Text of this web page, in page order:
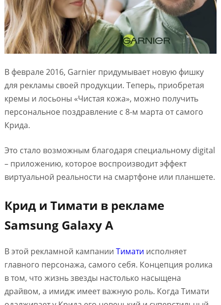
В феврале 2016, Garnier придумывает новую фишку
для рекламы своей продукции. Теперь, приобретая
кремы и лосьоны «Чистая кожа», можно получить
персональное поздравление с 8-м марта от самого
Крида.
Это стало возможным благодаря специальному digital
– приложению, которое воспроизводит эффект
виртуальной реальности на смартфоне или планшете.
Крид и Тимати в рекламе
Samsung Galaxy A
В этой рекламной кампании Тимати исполняет
главного персонажа, самого себя. Концепция ролика
в том, что жизнь звезды настолько насыщена
драйвом, а имидж имеет важную роль. Когда Тимати